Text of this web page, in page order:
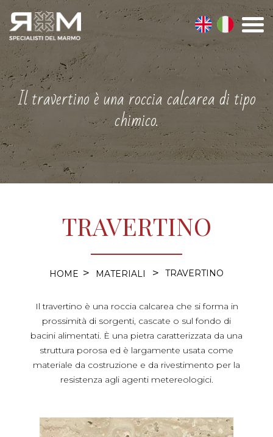
Il travertino è una roccia calcarea di tipo
chimico.
TRAVERTINO
HOME MATERIALI TRAVERTINO
Il travertino è una roccia calcarea che si forma in
prossimità di sorgenti, cascate o sul fondo di
bacini alimentati. È una pietra caratterizzata da una
struttura porosa ed è largamente usata come
materiale da costruzione e da rivestimento per la
resistenza agli agenti metereologici.